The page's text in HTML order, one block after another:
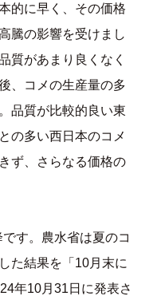
的に早く、その価格
騰の影響を受けまし
質があまり良くなく
、コメの生産量の多
品質が比較的良い東
の多い西日本のコメ
ず、さらなる価格の
す。農水省は夏のコ
た結果を「10月末に
年10月31日に発表さ